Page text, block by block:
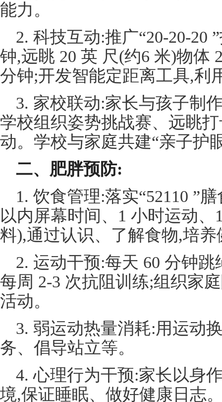
能力。
2. 科技互动:推广“20-20-20
钟,远眺 20 英 尺(约6 米)物体
分钟;开发智能定距离工具,利
3. 家校联动:家长与孩子制
学校组织姿势挑战赛、远眺
动。学校与家庭共建“亲子护
二、肥胖预防:
1. 饮食管理:落实“52110 ”
以内屏幕时间、1 小时运动
料),通过认识、了解食物,培
2. 运动干预:每天 60 分钟
每周 2-3 次抗阻训练;组织家
活动。
3. 弱运动热量消耗:用运动
务、倡导站立等。
4. 心理行为干预:家长以身
境,保证睡眠、做好健康日志